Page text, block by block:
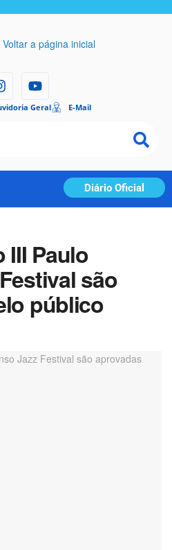
Geral E-Mail
Diário Oficial
III Paulo
são
público